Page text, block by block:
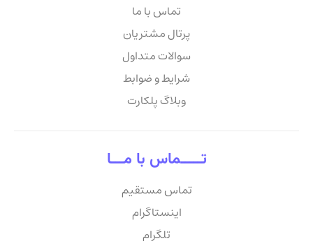
تماس با ما
پرتال مشتریان
سوالات متداول
شرایط و ضوابط
وبلاگ پلکارت
تـــــماس با مـــا
تماس مستقیم
اینستاگرام
تلگرام